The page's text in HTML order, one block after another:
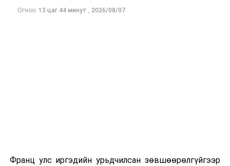
Огноо: 13 цаг 44 минут , 2026/08/07
Франц улс иргэдийн урьдчилсан зөвшөөрөлгүйгээр